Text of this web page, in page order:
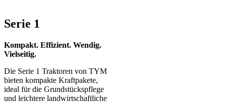
Serie 1
Kompakt. Effizient. Wendig.
Vielseitig.
Die Serie 1 Traktoren von TYM
bieten kompakte Kraftpakete,
ideal für die Grundstückspflege
und leichtere landwirtschaftliche